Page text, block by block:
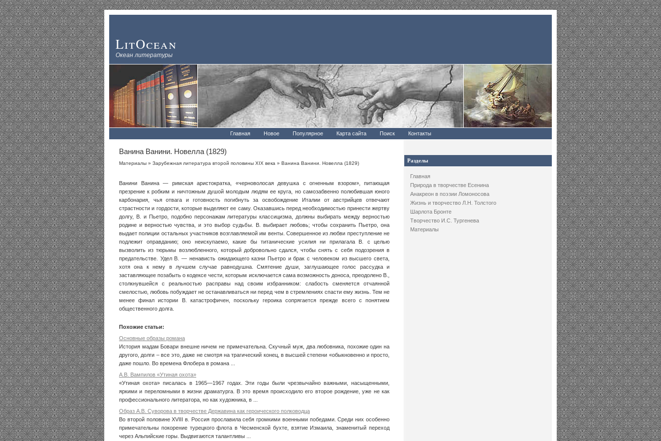
LitOcean
Океан литературы
Главная Новое Популярное Карта сайта Поиск Контакты
Разделы
Главная
Природа в творчестве Есенина
Анакреон в поэзии Ломоносова
Жизнь и творчество Л.Н. Толстого
Шарлота Бронте
Творчество И.С. Тургенева
Материалы
Ванина Ванини. Новелла (1829)
Материалы » Зарубежная литература второй половины XIX века » Ванина Ванини. Новелла (1829)
Ванини Ванина — римская аристократка, «черноволосая девушка с огненным взором», питающая
презрение к робким и ничтожным душой молодым людям ее круга, но самозабвенно полюбившая юного
карбонария, чья отвага и готовность погибнуть за освобождение Италии от австрийцев отвечают
страстности и гордости, которые выделяют ее саму. Оказавшись перед необходимостью принести жертву
долгу, В. и Пьетро, подобно персонажам литературы классицизма, должны выбирать между верностью
родине и верностью чувства, и это выбор судьбы. В. выбирает любовь; чтобы сохранить Пьетро, она
выдает полиции остальных участников возглавляемой им венты. Совершенное из любви преступление не
подлежит оправданию; оно неискупаемо, какие бы титанические усилия ни прилагала В. с целью
вызволить из тюрьмы возлюбленного, который добровольно сдался, чтобы снять с себя подозрения в
предательстве. Удел В. — ненависть ожидающего казни Пьетро и брак с человеком из высшего света,
хотя она к нему в лучшем случае равнодушна. Смятение души, заглушающее голос рассудка и
заставляющее позабыть о кодексе чести, которым исключается сама возможность доноса, преодолено В.,
столкнувшейся с реальностью расправы над своим избранником: слабость сменяется отчаянной
смелостью, любовь побуждает не останавливаться ни перед чем в стремлениях спасти ему жизнь. Тем не
менее финал истории В. катастрофичен, поскольку героика сопрягается прежде всего с понятием
общественного долга.
Похожие статьи:
Основные образы романа
История мадам Бовари внешне ничем не примечательна. Скучный муж, два любовника, похожие один на
другого, долги – все это, даже не смотря на трагический конец, в высшей степени «обыкновенно и просто,
даже пошло. Во времена Флобера в романа ...
А.В. Вампилов «Утиная охота»
«Утиная охота» писалась в 1965—1967 годах. Эти годы были чрезвычайно важными, насыщенными,
яркими и переломными в жизни драматурга. В это время происходило его второе рождение, уже не как
профессионального литератора, но как художника, в ...
Образ А.В. Суворова в творчестве Державина как героического полководца
Во второй половине XVIII в. Россия прославила себя громкими военными победами. Среди них особенно
примечательны покорение турецкого флота в Чесменской бухте, взятие Измаила, знаменитый переход
через Альпийские горы. Выдвигаются талантливы ...